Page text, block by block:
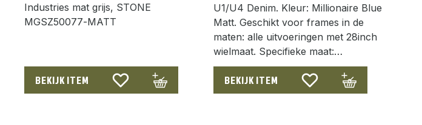
Industries mat grijs, STONE
MGSZ50077-MATT
BEKIJK ITEM
U1/U4 Denim. Kleur: Millionaire Blue
Matt. Geschikt voor frames in de
maten: alle uitvoeringen met 28inch
wielmaat. Specifieke maat:…
BEKIJK ITEM